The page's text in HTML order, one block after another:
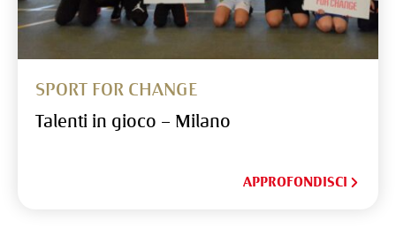
SPORT FOR CHANGE
Talenti in gioco – Milano
APPROFONDISCI